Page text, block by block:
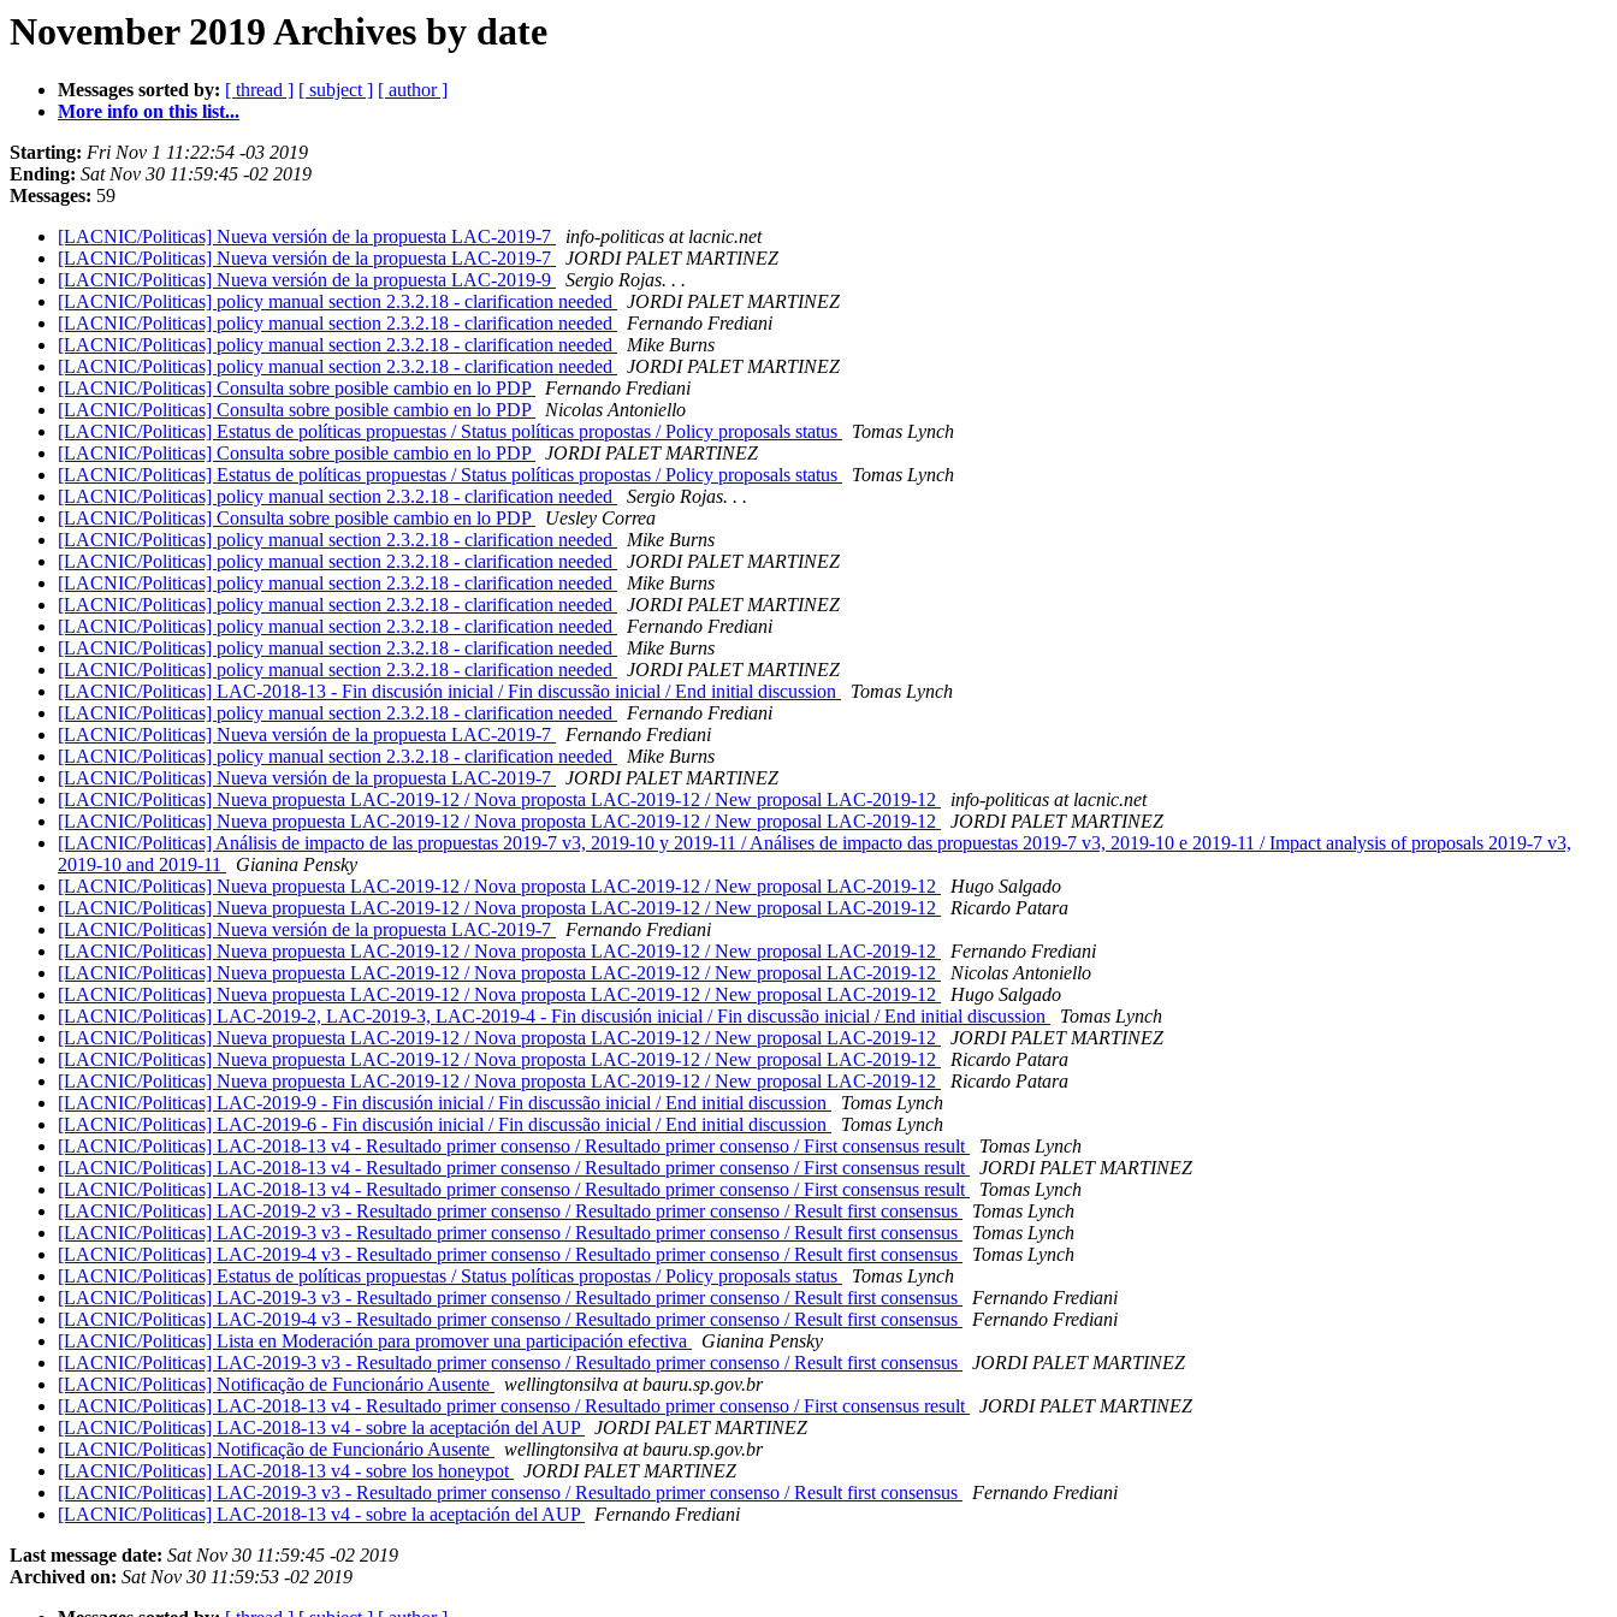
November 2019 Archives by date
Messages sorted by: [ thread ] [ subject ] [ author ]
More info on this list...
Starting: Fri Nov 1 11:22:54 -03 2019
Ending: Sat Nov 30 11:59:45 -02 2019
Messages: 59
[LACNIC/Politicas] Nueva versión de la propuesta LAC-2019-7
info-politicas at lacnic.net
[LACNIC/Politicas] Nueva versión de la propuesta LAC-2019-7
JORDI PALET MARTINEZ
[LACNIC/Politicas] Nueva versión de la propuesta LAC-2019-9
Sergio Rojas. . .
[LACNIC/Politicas] policy manual section 2.3.2.18 - clarification needed
JORDI PALET MARTINEZ
[LACNIC/Politicas] policy manual section 2.3.2.18 - clarification needed
Fernando Frediani
[LACNIC/Politicas] policy manual section 2.3.2.18 - clarification needed
Mike Burns
[LACNIC/Politicas] policy manual section 2.3.2.18 - clarification needed
JORDI PALET MARTINEZ
[LACNIC/Politicas] Consulta sobre posible cambio en lo PDP
Fernando Frediani
[LACNIC/Politicas] Consulta sobre posible cambio en lo PDP
Nicolas Antoniello
[LACNIC/Politicas] Estatus de políticas propuestas / Status políticas propostas / Policy proposals status
Tomas Lynch
[LACNIC/Politicas] Consulta sobre posible cambio en lo PDP
JORDI PALET MARTINEZ
[LACNIC/Politicas] Estatus de políticas propuestas / Status políticas propostas / Policy proposals status
Tomas Lynch
[LACNIC/Politicas] policy manual section 2.3.2.18 - clarification needed
Sergio Rojas. . .
[LACNIC/Politicas] Consulta sobre posible cambio en lo PDP
Uesley Correa
[LACNIC/Politicas] policy manual section 2.3.2.18 - clarification needed
Mike Burns
[LACNIC/Politicas] policy manual section 2.3.2.18 - clarification needed
JORDI PALET MARTINEZ
[LACNIC/Politicas] policy manual section 2.3.2.18 - clarification needed
Mike Burns
[LACNIC/Politicas] policy manual section 2.3.2.18 - clarification needed
JORDI PALET MARTINEZ
[LACNIC/Politicas] policy manual section 2.3.2.18 - clarification needed
Fernando Frediani
[LACNIC/Politicas] policy manual section 2.3.2.18 - clarification needed
Mike Burns
[LACNIC/Politicas] policy manual section 2.3.2.18 - clarification needed
JORDI PALET MARTINEZ
[LACNIC/Politicas] LAC-2018-13 - Fin discusión inicial / Fin discussão inicial / End initial discussion
Tomas Lynch
[LACNIC/Politicas] policy manual section 2.3.2.18 - clarification needed
Fernando Frediani
[LACNIC/Politicas] Nueva versión de la propuesta LAC-2019-7
Fernando Frediani
[LACNIC/Politicas] policy manual section 2.3.2.18 - clarification needed
Mike Burns
[LACNIC/Politicas] Nueva versión de la propuesta LAC-2019-7
JORDI PALET MARTINEZ
[LACNIC/Politicas] Nueva propuesta LAC-2019-12 / Nova proposta LAC-2019-12 / New proposal LAC-2019-12
info-politicas at lacnic.net
[LACNIC/Politicas] Nueva propuesta LAC-2019-12 / Nova proposta LAC-2019-12 / New proposal LAC-2019-12
JORDI PALET MARTINEZ
[LACNIC/Politicas] Análisis de impacto de las propuestas 2019-7 v3, 2019-10 y 2019-11 / Análises de impacto das propuestas 2019-7 v3, 2019-10 e 2019-11 / Impact analysis of proposals 2019-7 v3,
2019-10 and 2019-11
Gianina Pensky
[LACNIC/Politicas] Nueva propuesta LAC-2019-12 / Nova proposta LAC-2019-12 / New proposal LAC-2019-12
Hugo Salgado
[LACNIC/Politicas] Nueva propuesta LAC-2019-12 / Nova proposta LAC-2019-12 / New proposal LAC-2019-12
Ricardo Patara
[LACNIC/Politicas] Nueva versión de la propuesta LAC-2019-7
Fernando Frediani
[LACNIC/Politicas] Nueva propuesta LAC-2019-12 / Nova proposta LAC-2019-12 / New proposal LAC-2019-12
Fernando Frediani
[LACNIC/Politicas] Nueva propuesta LAC-2019-12 / Nova proposta LAC-2019-12 / New proposal LAC-2019-12
Nicolas Antoniello
[LACNIC/Politicas] Nueva propuesta LAC-2019-12 / Nova proposta LAC-2019-12 / New proposal LAC-2019-12
Hugo Salgado
[LACNIC/Politicas] LAC-2019-2, LAC-2019-3, LAC-2019-4 - Fin discusión inicial / Fin discussão inicial / End initial discussion
Tomas Lynch
[LACNIC/Politicas] Nueva propuesta LAC-2019-12 / Nova proposta LAC-2019-12 / New proposal LAC-2019-12
JORDI PALET MARTINEZ
[LACNIC/Politicas] Nueva propuesta LAC-2019-12 / Nova proposta LAC-2019-12 / New proposal LAC-2019-12
Ricardo Patara
[LACNIC/Politicas] Nueva propuesta LAC-2019-12 / Nova proposta LAC-2019-12 / New proposal LAC-2019-12
Ricardo Patara
[LACNIC/Politicas] LAC-2019-9 - Fin discusión inicial / Fin discussão inicial / End initial discussion
Tomas Lynch
[LACNIC/Politicas] LAC-2019-6 - Fin discusión inicial / Fin discussão inicial / End initial discussion
Tomas Lynch
[LACNIC/Politicas] LAC-2018-13 v4 - Resultado primer consenso / Resultado primer consenso / First consensus result
Tomas Lynch
[LACNIC/Politicas] LAC-2018-13 v4 - Resultado primer consenso / Resultado primer consenso / First consensus result
JORDI PALET MARTINEZ
[LACNIC/Politicas] LAC-2018-13 v4 - Resultado primer consenso / Resultado primer consenso / First consensus result
Tomas Lynch
[LACNIC/Politicas] LAC-2019-2 v3 - Resultado primer consenso / Resultado primer consenso / Result first consensus
Tomas Lynch
[LACNIC/Politicas] LAC-2019-3 v3 - Resultado primer consenso / Resultado primer consenso / Result first consensus
Tomas Lynch
[LACNIC/Politicas] LAC-2019-4 v3 - Resultado primer consenso / Resultado primer consenso / Result first consensus
Tomas Lynch
[LACNIC/Politicas] Estatus de políticas propuestas / Status políticas propostas / Policy proposals status
Tomas Lynch
[LACNIC/Politicas] LAC-2019-3 v3 - Resultado primer consenso / Resultado primer consenso / Result first consensus
Fernando Frediani
[LACNIC/Politicas] LAC-2019-4 v3 - Resultado primer consenso / Resultado primer consenso / Result first consensus
Fernando Frediani
[LACNIC/Politicas] Lista en Moderación para promover una participación efectiva
Gianina Pensky
[LACNIC/Politicas] LAC-2019-3 v3 - Resultado primer consenso / Resultado primer consenso / Result first consensus
JORDI PALET MARTINEZ
[LACNIC/Politicas] Notificação de Funcionário Ausente
wellingtonsilva at bauru.sp.gov.br
[LACNIC/Politicas] LAC-2018-13 v4 - Resultado primer consenso / Resultado primer consenso / First consensus result
JORDI PALET MARTINEZ
[LACNIC/Politicas] LAC-2018-13 v4 - sobre la aceptación del AUP
JORDI PALET MARTINEZ
[LACNIC/Politicas] Notificação de Funcionário Ausente
wellingtonsilva at bauru.sp.gov.br
[LACNIC/Politicas] LAC-2018-13 v4 - sobre los honeypot
JORDI PALET MARTINEZ
[LACNIC/Politicas] LAC-2019-3 v3 - Resultado primer consenso / Resultado primer consenso / Result first consensus
Fernando Frediani
[LACNIC/Politicas] LAC-2018-13 v4 - sobre la aceptación del AUP
Fernando Frediani
Last message date: Sat Nov 30 11:59:45 -02 2019
Archived on: Sat Nov 30 11:59:53 -02 2019